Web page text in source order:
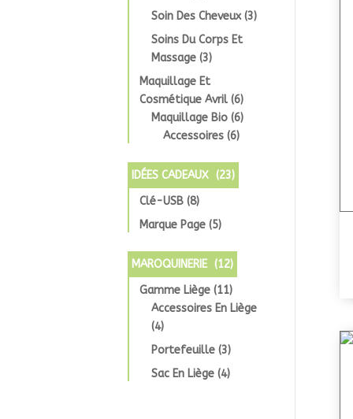
Soin Des Cheveux (3)
Soins Du Corps Et
Massage (3)
Maquillage Et
Cosmétique Avril (6)
Maquillage Bio (6)
Accessoires (6)
IDÉES CADEAUX (23)
Clé-USB (8)
Marque Page (5)
MAROQUINERIE (12)
Gamme Liège (11)
Accessoires En Liège
(4)
Portefeuille (3)
Sac En Liège (4)